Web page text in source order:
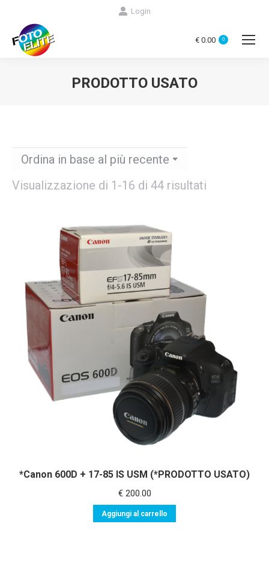
Login
€ 0.00 0
PRODOTTO USATO
Visualizzazione di 1-16 di 44 risultati
*Canon 600D + 17-85 IS USM (*PRODOTTO USATO)
€200.00
Aggiungi al carrello